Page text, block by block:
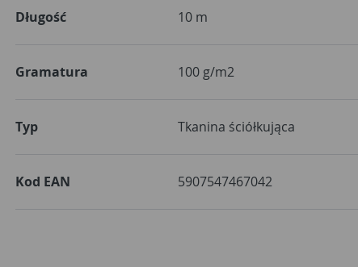
Długość 10 m
Gramatura 100 g/m2
Typ Tkanina ściółkująca
Kod EAN 5907547467042